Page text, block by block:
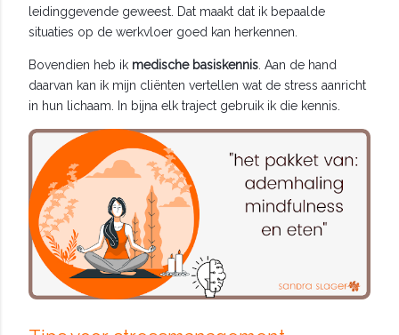
leidinggevende geweest. Dat maakt dat ik bepaalde
situaties op de werkvloer goed kan herkennen.
Bovendien heb ik medische basiskennis . Aan de hand
daarvan kan ik mijn cliënten vertellen wat de stress aanricht
in hun lichaam. In bijna elk traject gebruik ik die kennis.